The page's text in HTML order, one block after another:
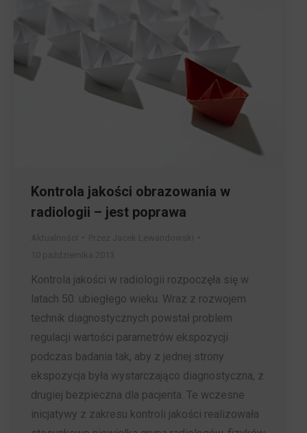
Kontrola jakości obrazowania w
radiologii – jest poprawa
Kontrola jakości w radiologii rozpoczęła się w
latach 50. ubiegłego wieku. Wraz z rozwojem
technik diagnostycznych powstał problem
regulacji wartości parametrów ekspozycji
podczas badania tak, aby z jednej strony
ekspozycja była wystarczająco diagnostyczna, z
drugiej bezpieczna dla pacjenta. Te wczesne
inicjatywy z zakresu kontroli jakości realizowała